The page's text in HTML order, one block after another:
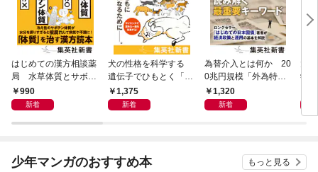
はじめての漢方相談薬
局 水草体質とサボテ
ン体質
990
新着
犬の性格を科学する
遺伝子でひもとく「最
良の友」の進化
1,375
新着
為替介入とは何か 20
0兆円規模「外為特
会」が生まれた謎
1,320
新着
学
少年マンガのおすすめ本 もっと見る